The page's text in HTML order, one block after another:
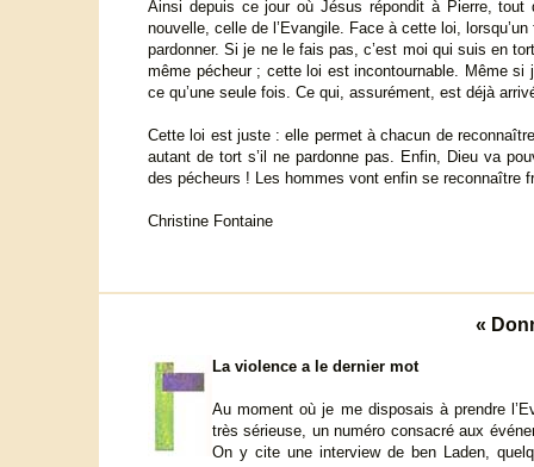
Ainsi depuis ce jour où Jésus répondit à Pierre,
nouvelle, celle de l’Evangile. Face à cette loi,
pardonner. Si je ne le fais pas, c’est moi qui suis en
même pécheur ; cette loi est incontournable. Même si
ce qu’une seule fois. Ce qui, assurément, est déjà
Cette loi est juste : elle permet à chacun de
autant de tort s’il ne pardonne pas. Enfin, Dieu va
des pécheurs ! Les hommes vont enfin se reconnaître
Christine Fontaine
«
La violence a le dernier mot
Au moment où je me disposais à prendre
très sérieuse, un numéro consacré aux
On y cite une interview de ben Laden,